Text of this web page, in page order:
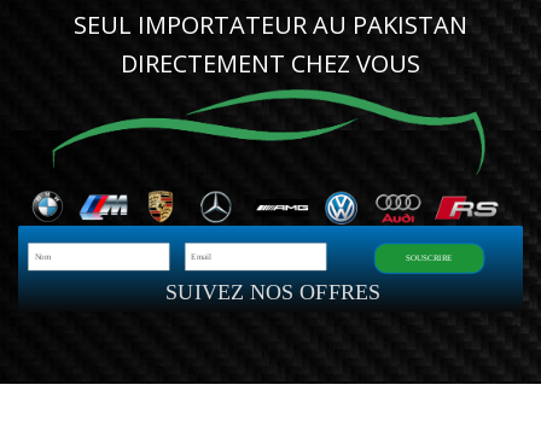
SEUL IMPORTATEUR AU PAKISTAN
DIRECTEMENT CHEZ VOUS
SUIVEZ NOS OFFRES
SOUSCRIRE